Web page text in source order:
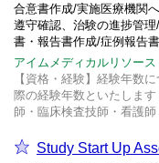
合意書作成/実施医療機関
遵守確認、治験の進捗管
書・報告書作成/症例報告
アイムメディカルリソース
【資格・経験】経験年数
際の経験年数といたしま
師・臨床検査技師・看護師
Study Start Up